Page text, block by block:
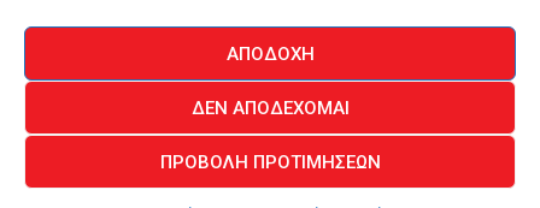
ΑΠΟΔΟΧΉ
ΔΕΝ ΑΠΟΔΈΧΟΜΑΙ
ΠΡΟΒΟΛΉ ΠΡΟΤΙΜΉΣΕΩΝ
ΕΠΙΚΟΙΝΩΝΙΑ
© 2026 - All Rights Reserved -Πολιτική Απορρήτου